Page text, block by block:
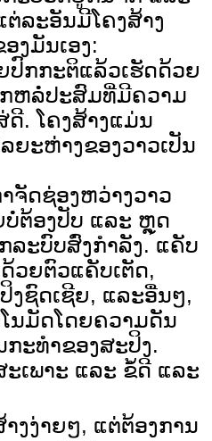
ລະອັນມີໂຄງສ້າງ
ງມັນເອງ:
ປົກກະຕິແລ້ວເຮັດດ້ວຍ
ຫລໍ່ປະສົມທີ່ມີຄວາມ
. ໂຄງສ້າງແມ່ນ
ຍະຫ່າງຂອງວາວເປັນ
ຈັດຊ່ອງຫວ່າງວາວ
ບໍ່ຕ້ອງປັບ ແລະ ຫຼຸດ
ລະບົບສົ່ງກຳລັງ. ແຄັບ
ວຍຕົວແຄັບເຕັດ,
ງຊົດເຊີຍ, ແລະອື່ນໆ,
ນມັດໂດຍຄວາມດັນ
ະທຳຂອງສະປິງ.
ເພາະ ແລະ ຂໍ້ດີ ແລະ
ງງ່າຍໆ, ແຕ່ຕ້ອງການ